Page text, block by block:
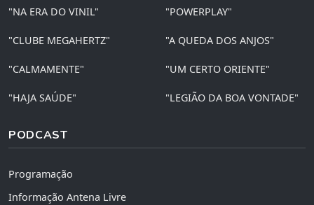
"NA ERA DO VINIL" "POWERPLAY"
"CLUBE MEGAHERTZ" "A QUEDA DOS ANJOS"
"CALMAMENTE" "UM CERTO ORIENTE"
"HAJA SAÚDE" "LEGIÃO DA BOA VONTADE"
PODCAST
Programação
Informação Antena Livre